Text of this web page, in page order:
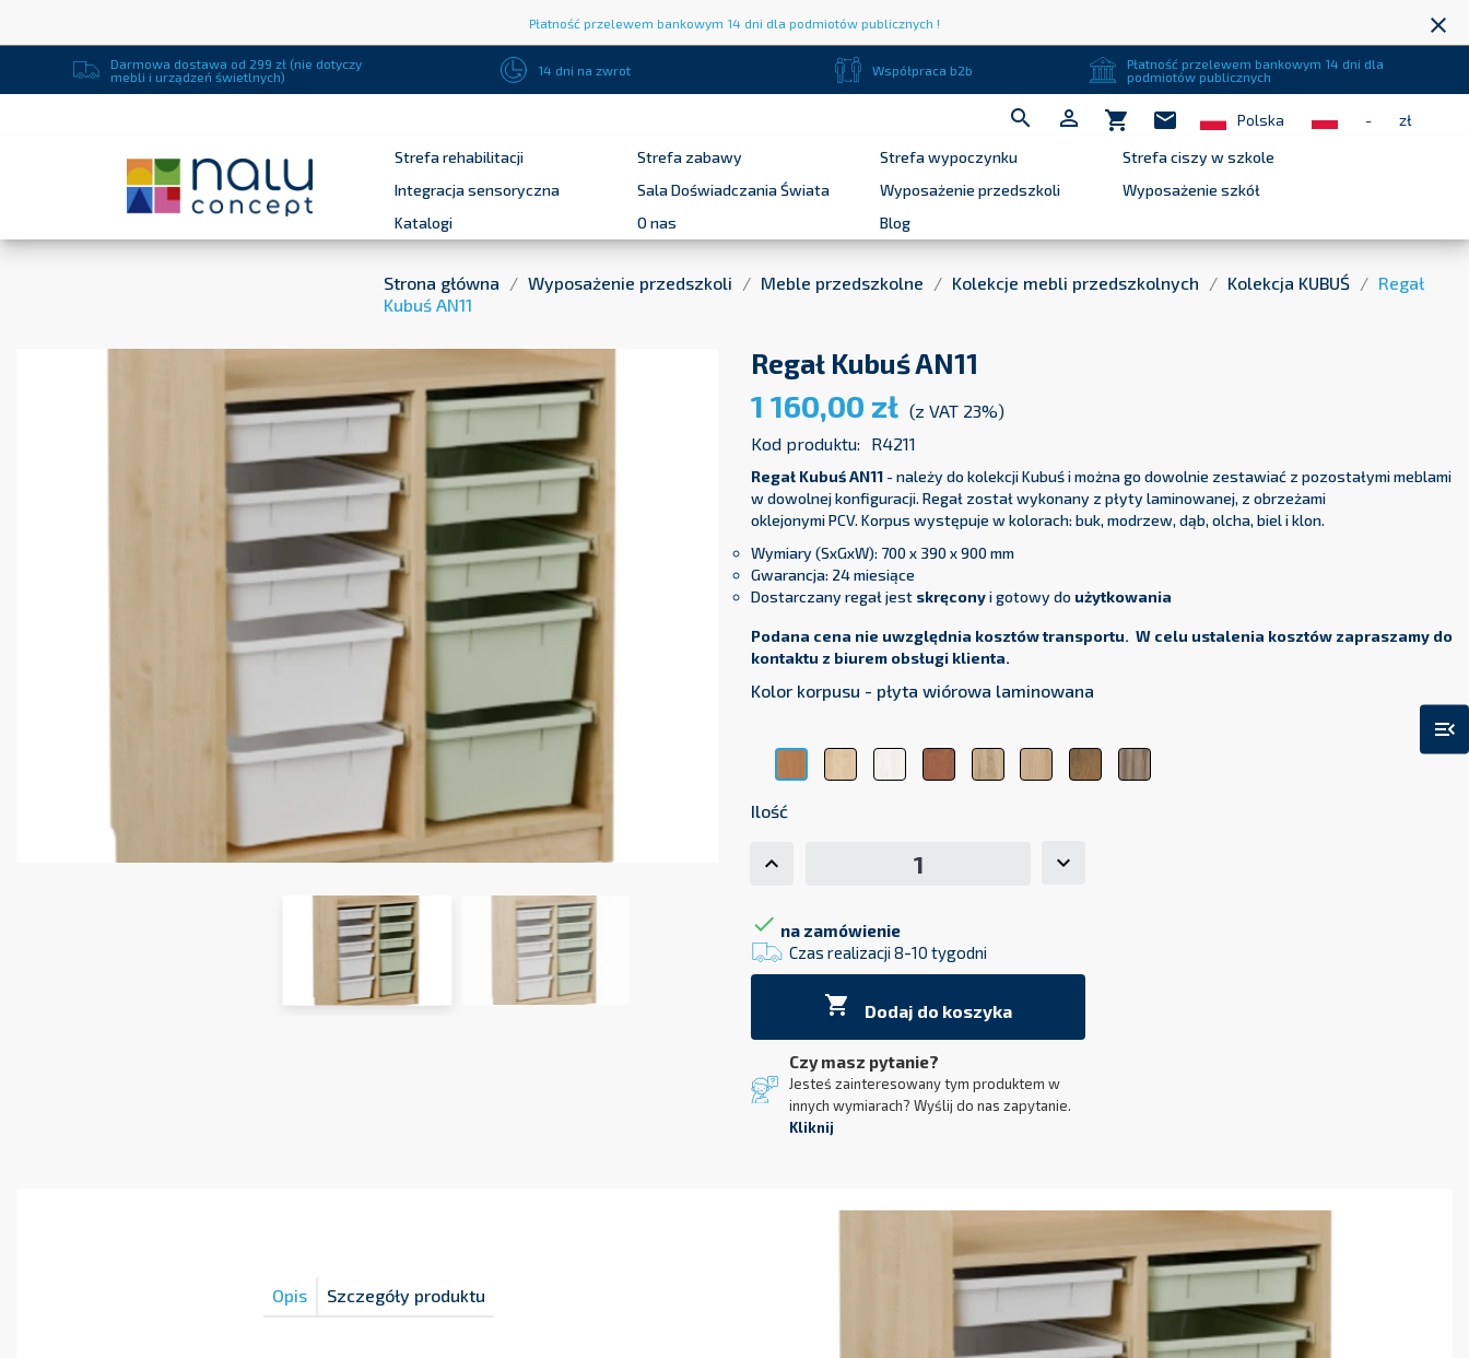
Płatność przelewem bankowym 14 dni dla podmiotów publicznych ! close
Darmowa dostawa od 299 zł (nie dotyczy
mebli i urządzeń świetlnych)
14 dni na zwrot Współpraca b2b
Płatność przelewem bankowym 14 dni dla
podmiotów publicznych
  shopping_cart mail Polska -
zł
Strefa rehabilitacji
Strefa zabawy Strefa wypoczynku
Strefa ciszy w szkole
Integracja sensoryczna
Sala Doświadczania Świata Wyposażenie przedszkoli
Wyposażenie szkół
Katalogi
O nas Blog
menu_open
Strona główna Wyposażenie przedszkoli Meble przedszkolne Kolekcje mebli przedszkolnych Kolekcja KUBUŚ
Regał
Kubuś AN11
Regał Kubuś AN11
1 160,00 zł (z VAT 23%)
Kod produktu:
R4211
Regał Kubuś AN11 - należy do kolekcji Kubuś i można go dowolnie zestawiać z pozostałymi meblami
w dowolnej konfiguracji. Regał został wykonany z płyty laminowanej, z obrzeżami
oklejonymi PCV. Korpus występuje w kolorach: buk, modrzew, dąb, olcha, biel i klon.
Wymiary (SxGxW): 700 x 390 x 900 mm
Gwarancja: 24 miesiące
Dostarczany regał jest skręconyi gotowy do użytkowania
Podana cena nie uwzględnia kosztów transportu. W celu ustalenia kosztów zapraszamy do
kontaktu z biurem obsługi klienta.
Kolor korpusu - płyta wiórowa laminowana
Bawaria
Klon
Modrzew
Sibiu
Olcha
Dąb
Sonoma
Dąb
Lindberg
Dąb
Lancelot
Wiąz
Baron
Ilość
 na zamówienie
Czas realizacji 8-10 tygodni
 Dodaj do koszyka
Czy masz pytanie?
Jesteś zainteresowany tym produktem w
innych wymiarach? Wyślij do nas zapytanie.
Kliknij
Opis Szczegóły produktu